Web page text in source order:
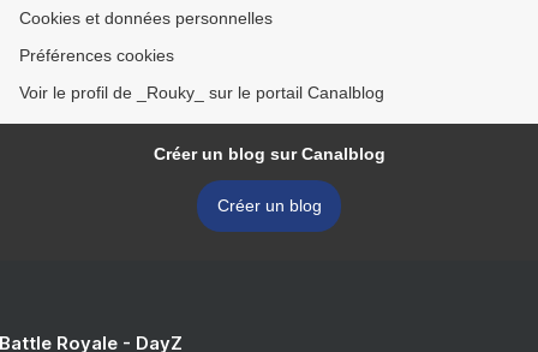
Cookies et données personnelles
Préférences cookies
Voir le profil de _Rouky_ sur le portail Canalblog
Créer un blog sur Canalblog
Créer un blog
Royale - DayZ